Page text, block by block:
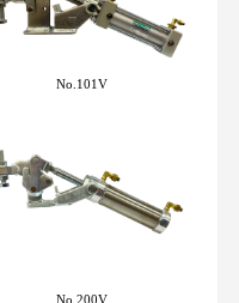
No.101V
No.200V